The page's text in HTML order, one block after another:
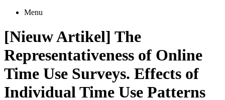
Menu
[Nieuw Artikel] The
Representativeness of Online
Time Use Surveys. Effects of
Individual Time Use Patterns